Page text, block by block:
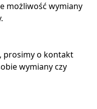
możliwość wymiany
prosimy o kontakt
wymiany czy